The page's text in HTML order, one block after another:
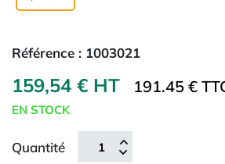
Référence : 1003021
159,54 € HT 191.45 €
EN STOCK
Quantité